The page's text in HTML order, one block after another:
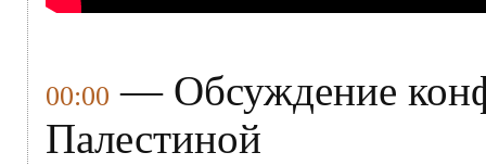
00:00 — Обсуждение
Палестиной